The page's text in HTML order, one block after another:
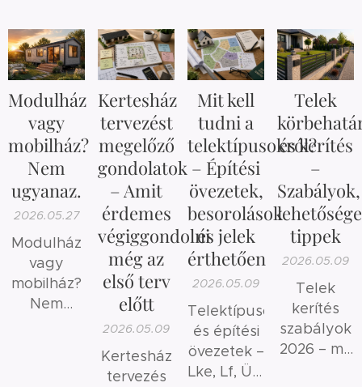
Modulház
vagy
mobilház?
Nem
ugyanaz.
2026.05.27
Modulház
vagy
mobilház?
Nem
Kertesház
tervezést
megelőző
gondolatok
– Amit
érdemes
végiggondolni
még az
első terv
előtt
2026.05.09
Kertesház
tervezés
Mit kell
tudni a
telektípusokról?
– Építési
övezetek,
besorolások
és jelek
érthetően
2026.05.09
Telektípusok
és építési
övezetek –
Lke, Lf, Üh,
Telek
és kerítés
–
Szabályok,
tippek
2026.05.09
Telek
kerítés
szabályok
2026 – mit